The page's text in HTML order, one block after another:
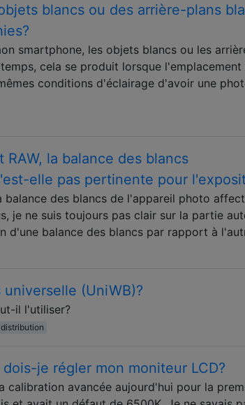
blancs ou des arrière-plans
smartphone, les objets blancs ou les
cela se produit lorsque l'emplacement
conditions d'éclairage d'avoir une
la balance des blancs
elle pas pertinente pour
des blancs de l'appareil photo
je ne suis toujours pas clair sur la partie
d'une balance des blancs par rapport à
(UniWB)?
il l'utiliser?
je régler mon moniteur LCD?
calibration avancée aujourd'hui pour la